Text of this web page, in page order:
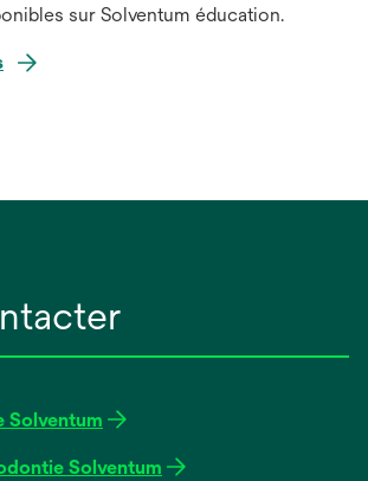
sur Solventum éducation.
Solventum
Solventum